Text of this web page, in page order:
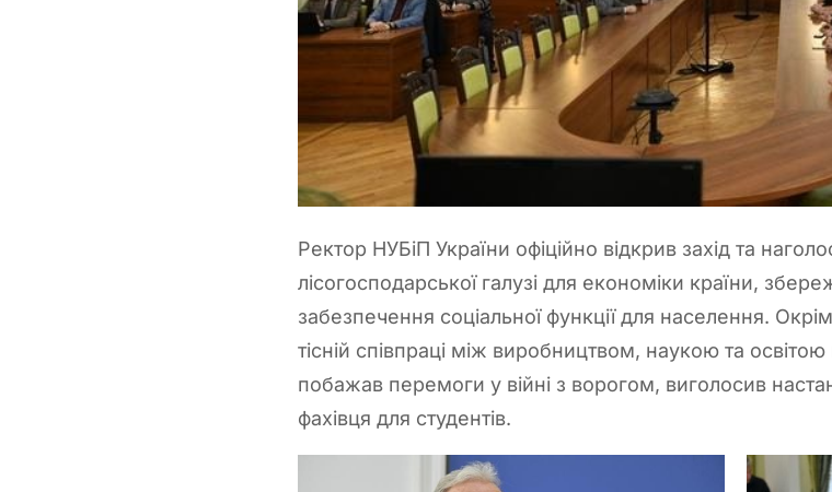
Ректор НУБіП України офіційно відкрив захід та
лісогосподарської галузі для економіки країни,
забезпечення соціальної функції для населення.
тісній співпраці між виробництвом, наукою та
побажав перемоги у війні з ворогом, виголосив
фахівця для студентів.